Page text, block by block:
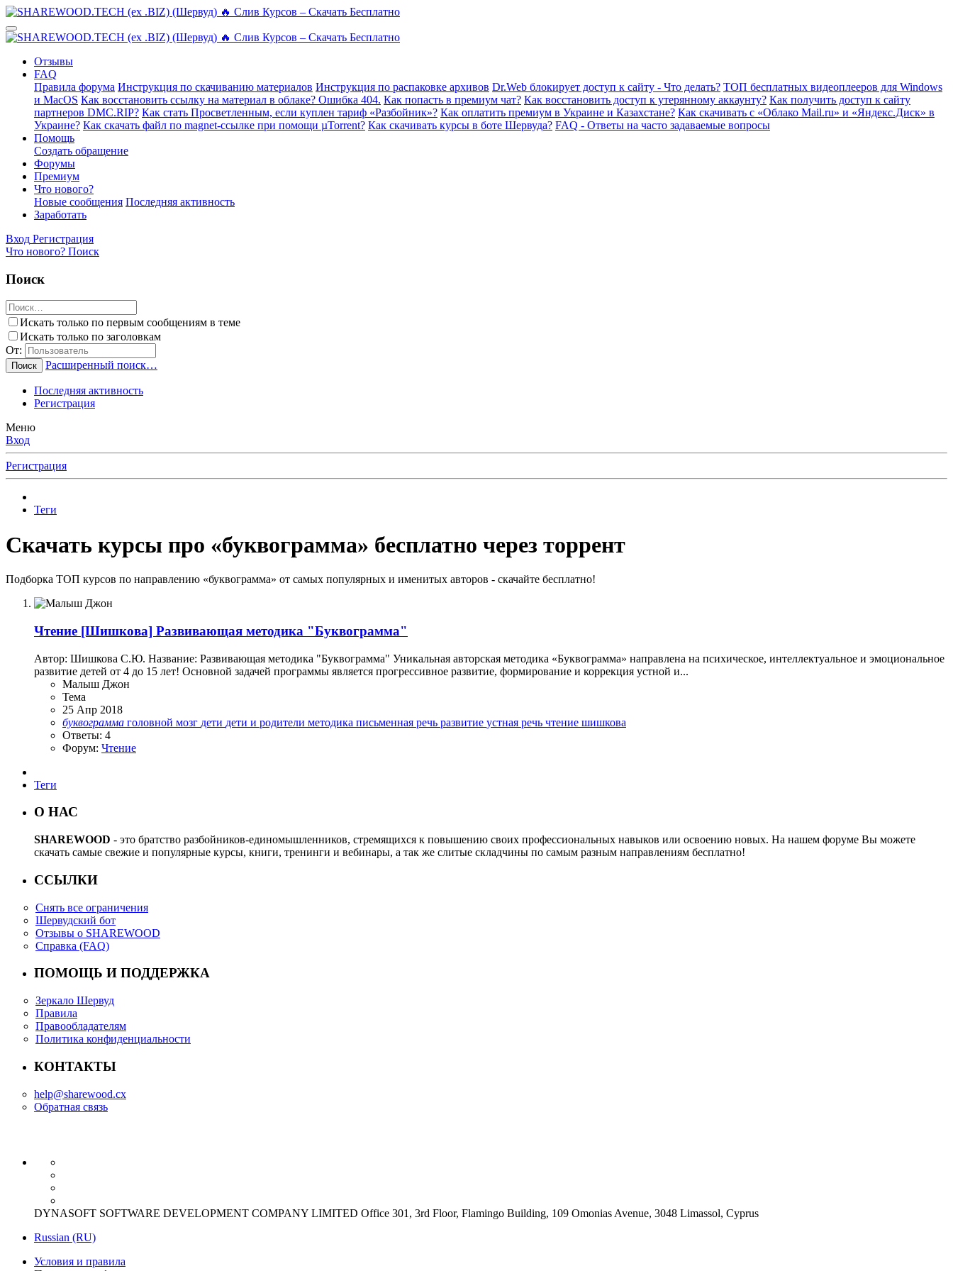
Отзывы
FAQ
Правила форума Инструкция по скачиванию материалов Инструкция по распаковке архивов Dr.Web блокирует доступ к сайту - Что делать? ТОП бесплатных видеоплееров для Windows
и MacOS Как восстановить ссылку на материал в облаке? Ошибка 404. Как попасть в премиум чат? Как восстановить доступ к утерянному аккаунту? Как получить доступ к сайту
партнеров DMC.RIP? Как стать Просветленным, если куплен тариф «Разбойник»? Как оплатить премиум в Украине и Казахстане? Как скачивать с «Облако Mail.ru» и «Яндекс.Диск» в
Украине? Как скачать файл по magnet-ссылке при помощи µTorrent? Как скачивать курсы в боте Шервуда? FAQ - Ответы на часто задаваемые вопросы
Помощь
Создать обращение
Форумы
Премиум
Что нового?
Новые сообщения Последняя активность
Заработать
Вход Регистрация
Что нового? Поиск
Поиск
Искать только по первым сообщениям в теме
Искать только по заголовкам
От:
Поиск Расширенный поиск…
Последняя активность
Регистрация
Меню
Вход
Регистрация
Теги
Скачать курсы про «буквограмма» бесплатно через торрент
Подборка ТОП курсов по направлению «буквограмма» от самых популярных и именитых авторов - скачайте бесплатно!
Чтение [Шишкова] Развивающая методика "Буквограмма"
Автор: Шишкова С.Ю. Название: Развивающая методика "Буквограмма" Уникальная авторская методика «Буквограмма» направлена на психическое, интеллектуальное и эмоциональное
развитие детей от 4 до 15 лет! Основной задачей программы является прогрессивное развитие, формирование и коррекция устной и...
Малыш Джон
Тема
25 Апр 2018
буквограмма головной мозг дети дети и родители методика письменная речь развитие устная речь чтение шишкова
Ответы: 4
Форум: Чтение
Теги
О НАС
SHAREWOOD - это братство разбойников-единомышленников, стремящихся к повышению своих профессиональных навыков или освоению новых. На нашем форуме Вы можете
скачать самые свежие и популярные курсы, книги, тренинги и вебинары, а так же слитые складчины по самым разным направлениям бесплатно!
ССЫЛКИ
Снять все ограничения
Шервудский бот
Отзывы о SHAREWOOD
Справка (FAQ)
ПОМОЩЬ И ПОДДЕРЖКА
Зеркало Шервуд
Правила
Правообладателям
Политика конфиденциальности
КОНТАКТЫ
help@sharewood.cx
Обратная связь
DYNASOFT SOFTWARE DEVELOPMENT COMPANY LIMITED Office 301, 3rd Floor, Flamingo Building, 109 Omonias Avenue, 3048 Limassol, Cyprus
Russian (RU)
Условия и правила